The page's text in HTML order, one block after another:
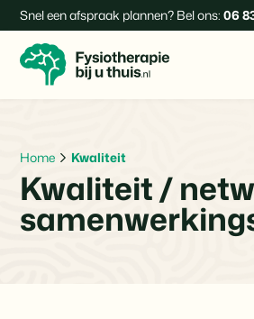
Snel een afspraak plannen? Bel ons:06
Home Kwaliteit
Kwaliteit /